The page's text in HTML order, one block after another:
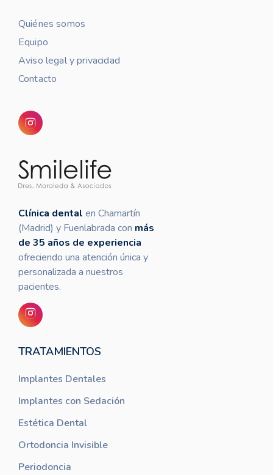
Quiénes somos
Equipo
Aviso legal y privacidad
Contacto
Clínica dental en Chamartín
(Madrid) y Fuenlabrada con más
de 35 años de experiencia
ofreciendo una atención única y
personalizada a nuestros
pacientes.
TRATAMIENTOS
Implantes Dentales
Implantes con Sedación
Estética Dental
Ortodoncia Invisible
Periodoncia